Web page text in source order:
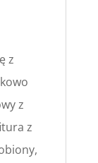
z
z
z